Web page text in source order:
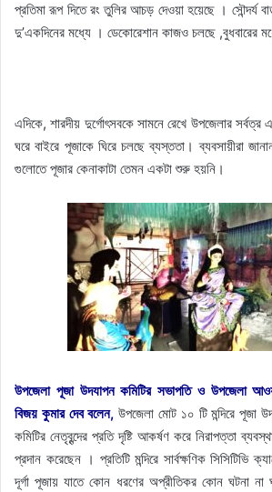
প্রতিমা রূপ দিতে রং তুলির আচড় দেওয়া হয়েছে । সৌন্দর্য
দু’একদিনের মধ্যে । ডেকোরেশান কাজও চলছে ,বুধবারের
এদিকে, শারদীয় দুর্গোৎসবকে সামনে রেখে উপজেলার
ঘরে বাইরে পূজাকে ঘিরে চলছে ব্যস্ততা। ব্যবসায়ীরা
গুলোতে পূজার কেনাকাটা তেমন একটা শুরু হয়নি।
উপজেলা পূজা উদযাপন কমিটির সভাপতি ও উপজেলা
বিজয় কুমার দেব বলেন, উপজেলা মোট ১০ টি মন্দিরে পূজা
কমিটির নেতৃবৃন্দের প্রতি দৃষ্টি আকর্ষণ করে নিরাপত্তা
প্রদান করেছেন । প্রতিটি মন্দিরে সার্বক্ষণিক সিসিটিভি
দূর্গা পূজায় যাতে কোন ধরণের অপ্রীতিকর কোন ঘটনা